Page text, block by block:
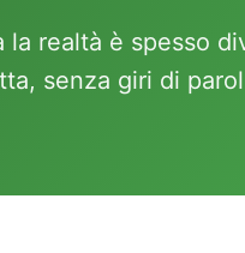
realtà è spesso
senza giri di